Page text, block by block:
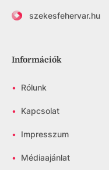
szekesfehervar.hu
Információk
• Rólunk
• Kapcsolat
• Impresszum
• Médiaajánlat